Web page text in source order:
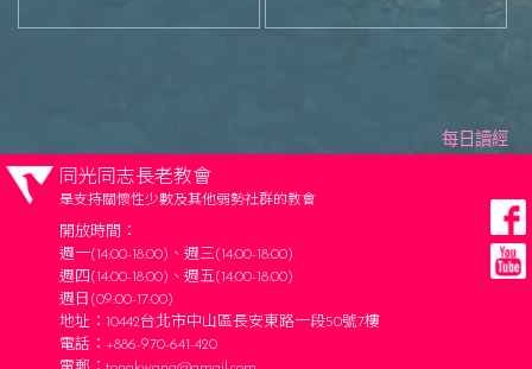
每日讀經
同光同志長老教會
是支持關懷性少數及其他弱勢社群的教會
開放時間：
週一(14:00-18:00)、週三(14:00-18:00)
週四(14:00-18:00)、週五(14:00-18:00)
週日(09:00-17:00)
地址：10442台北市中山區長安東路一段50號7樓
電話：+886-970-641-420